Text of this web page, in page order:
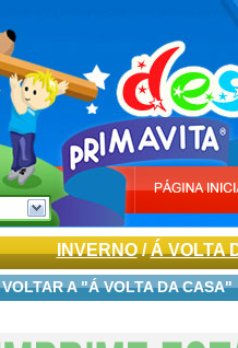
INVERNO/Á VOLTA
VOLTAR A "Á VOLTA DA CASA"